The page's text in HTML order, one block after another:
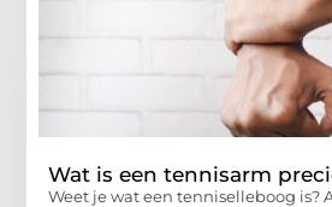
Wat is een tennisarm
Weet je wat een tenniselleboog is?